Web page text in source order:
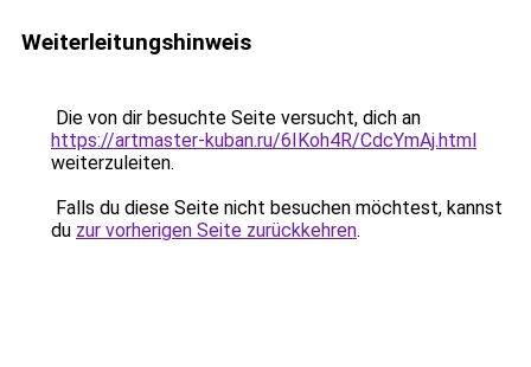
Weiterleitungshinweis
Die von dir besuchte Seite versucht, dich an
https://artmaster-kuban.ru/6IKoh4R/CdcYmAj.html
weiterzuleiten.
Falls du diese Seite nicht besuchen möchtest, kannst
du zur vorherigen Seite zurückkehren.